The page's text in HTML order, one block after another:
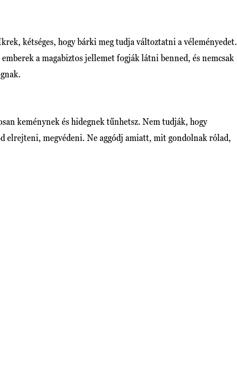
kétséges, hogy bárki meg tudja változtatni a véleményedet.
a magabiztos jellemet fogják látni benned, és nemcsak
keménynek és hidegnek tűnhetsz. Nem tudják, hogy
elrejteni, megvédeni. Ne aggódj amiatt, mit gondolnak rólad,